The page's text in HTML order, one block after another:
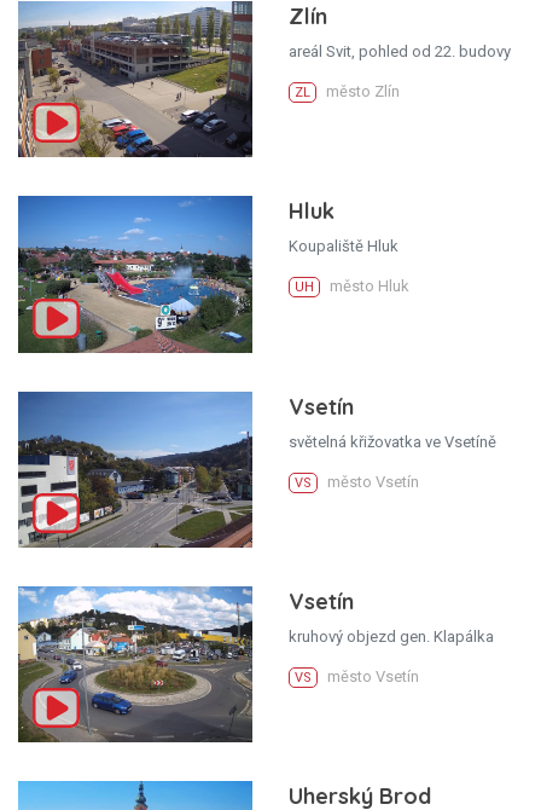
Zlín
areál Svit, pohled od 22. budovy
ZL město Zlín
Hluk
Koupaliště Hluk
UH město Hluk
Vsetín
světelná křižovatka ve Vsetíně
VS město Vsetín
Vsetín
kruhový objezd gen. Klapálka
VS město Vsetín
Uherský Brod